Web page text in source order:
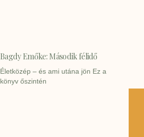
Bagdy Emőke: Második félidő
Életközép – és ami utána jön Ez a
könyv őszintén